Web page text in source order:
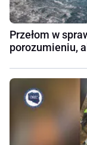
Przełom w
porozumieniu,